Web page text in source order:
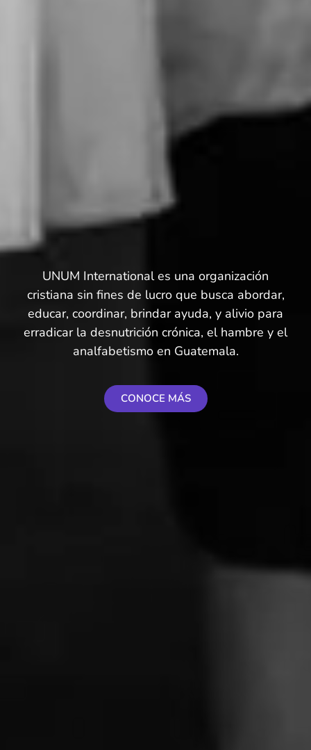
UNUM International es una organización
cristiana sin fines de lucro que busca abordar,
educar, coordinar, brindar ayuda, y alivio para
erradicar la desnutrición crónica, el hambre y el
analfabetismo en Guatemala.
CONOCE MÁS